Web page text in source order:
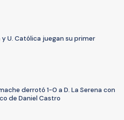
y U. Católica juegan su primer
derrotó 1-0 a D. La Serena con
de Daniel Castro